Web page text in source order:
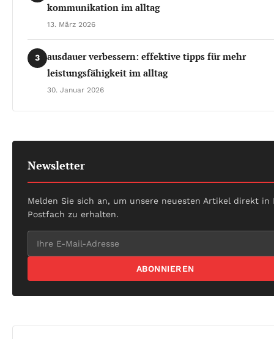
kommunikation im alltag
13. März 2026
3
ausdauer verbessern: effektive tipps für mehr
leistungsfähigkeit im alltag
30. Januar 2026
Newsletter
Melden Sie sich an, um unsere neuesten Artikel direkt in
Postfach zu erhalten.
ABONNIEREN